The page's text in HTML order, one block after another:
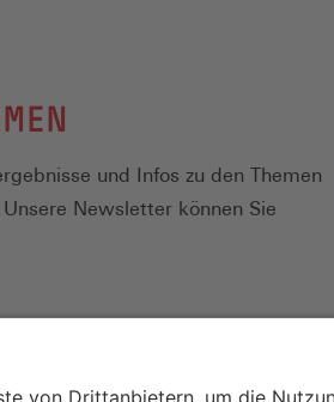
und Infos zu den Themen
Newsletter können Sie